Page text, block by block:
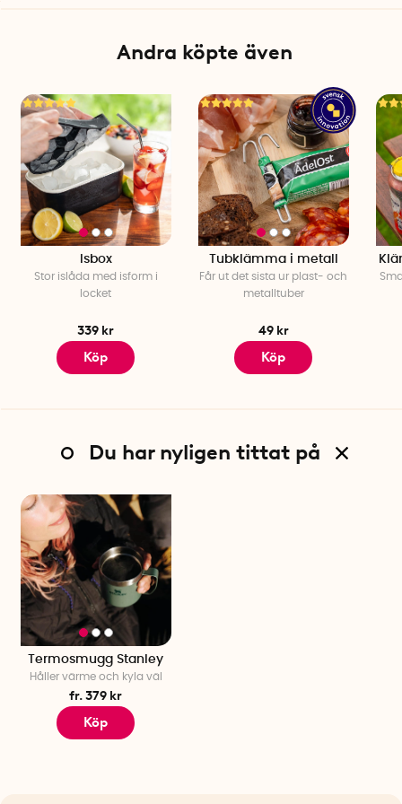
Andra köpte även
Isbox
Stor islåda med isform i
locket
339 kr
Köp
Tubklämma i metall
Får ut det sista ur plast- och
metalltuber
49 kr
Köp
Du har nyligen tittat på
Termosmugg Stanley
Håller värme och kyla väl
fr. 379 kr
Köp